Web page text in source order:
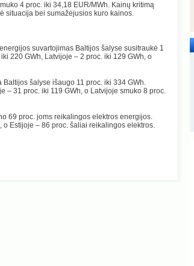
4 proc. iki 34,18 EUR/MWh. Kainų kritimą
situacija bei sumažėjusios kuro kainos.
suvartojimas Baltijos šalyse susitraukė 1
220 GWh, Latvijoje – 2 proc. iki 129 GWh, o
šalyse išaugo 11 proc. iki 334 GWh.
– 31 proc. iki 119 GWh, o Latvijoje smuko 8 proc.
69 proc. joms reikalingos elektros energijos.
Estijoje – 86 proc. šaliai reikalingos elektros.